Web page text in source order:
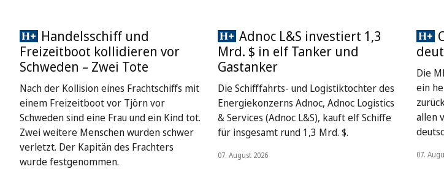
Handelsschiff und
Freizeitboot kollidieren vor
Schweden – Zwei Tote
Nach der Kollision eines Frachtschiffs mit
einem Freizeitboot vor Tjörn vor
Schweden sind eine Frau und ein Kind tot.
Zwei weitere Menschen wurden schwer
verletzt. Der Kapitän des Frachters
wurde festgenommen.
Adnoc L&S investiert 1,3
Mrd. $ in elf Tanker und
Gastanker
Die Schifffahrts- und Logistiktochter des
Energiekonzerns Adnoc, Adnoc Logistics
& Services (Adnoc L&S), kauft elf Schiffe
für insgesamt rund 1,3 Mrd. $.
07. August 2026
Die
ein
allen
07.